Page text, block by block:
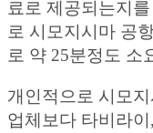
료로 제공되는지
로 시모지시마 공
로 약 25분정도 소
개인적으로 시모
업체보다 타비라